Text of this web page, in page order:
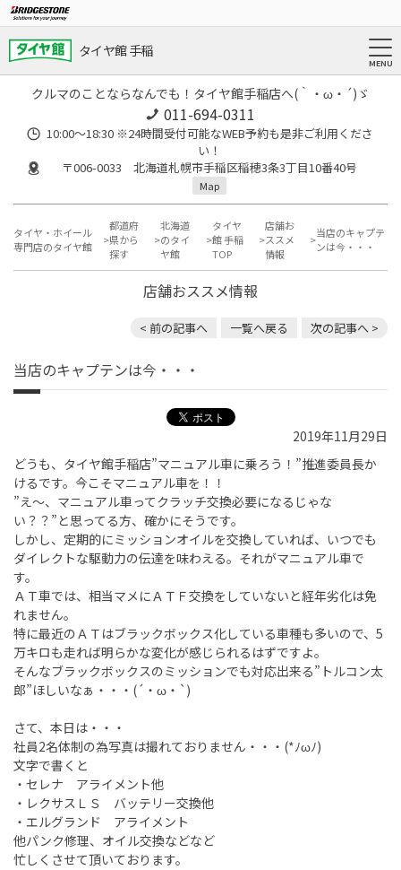
タイヤ館 手稲
クルマのことならなんでも！タイヤ館手稲店へ(｀・ω・´)ゞ
011-694-0311
10:00～18:30 ※24時間受付可能なWEB予約も是非ご利用くださ
い！
〒006-0033 北海道札幌市手稲区稲穂3条3丁目10番40号
Map
タイヤ・ホイール
専門店のタイヤ館
都道府
県から
探す
北海道
のタイ
ヤ館
タイヤ
館 手稲
TOP
店舗お
ススメ
情報
当店のキャプテ
ンは今・・・
店舗おススメ情報
< 前の記事へ 一覧へ戻る 次の記事へ >
当店のキャプテンは今・・・
2019年11月29日
どうも、タイヤ館手稲店”マニュアル車に乗ろう！”推進委員長か
けるです。今こそマニュアル車を！！
”え～、マニュアル車ってクラッチ交換必要になるじゃな
い？？”と思ってる方、確かにそうです。
しかし、定期的にミッションオイルを交換していれば、いつでも
ダイレクトな駆動力の伝達を味わえる。それがマニュアル車で
す。
ＡＴ車では、相当マメにＡＴＦ交換をしていないと経年劣化は免
れません。
特に最近のＡＴはブラックボックス化している車種も多いので、5
万キロも走れば明らかな変化が感じられるはずですよ。
そんなブラックボックスのミッションでも対応出来る”トルコン太
郎”ほしいなぁ・・・(´・ω・`)
さて、本日は・・・
社員2名体制の為写真は撮れておりません・・・(*ﾉωﾉ)
文字で書くと
・セレナ アライメント他
・レクサスＬＳ バッテリー交換他
・エルグランド アライメント
他パンク修理、オイル交換などなど
忙しくさせて頂いております。